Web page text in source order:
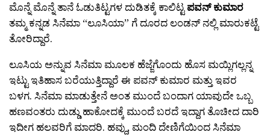
ಮೊನ್ನೆ ಮೊನ್ನೆ ತಾನೆ ಓಡುತಿಟ್ಟಗಳ ದುಡಿತಕ್ಕೆ ಕಾಲಿಟ್ಟಪವನ್ ಕುಮಾರ
ತಮ್ಮ ಕನ್ನಡ ಸಿನೆಮಾ “ಲೂಸಿಯಾ” ಗೆ ದೂರದ ಲಂಡನ್ ನಲ್ಲಿ ಮಾರುಕಟ್ಟೆ
ತೋರಿದ್ದಾರೆ.
ಲೂಸಿಯ ಅನ್ನುವ ಸಿನೆಮಾ ಮೂಲಕ ಹೆಜ್ಜೆಗೊಂದು ಹೊಸ ಮಯ್ಲಿಗಲ್ಲನ್ನ
ಇಟ್ಟು ಇತಿಹಾಸ ಬರೆಯುತ್ತಿದ್ದಾರೆ ಈ ಪವನ್ ಕುಮಾರ ಮತ್ತು ಇವರ
ಬಳಗ. ಸಿನೆಮಾ ಮಾಡುತ್ತೇನೆ ಅಂತ ಮುಂದೆ ಬಂದಾಗ ಯಾವುದೇ ಒಬ್ಬ
ಹಣವಂತರು ದುಡ್ಡು ಹಾಕೋದಕ್ಕೆ ಮುಂದೆ ಬರದೆ ಇದ್ದಾಗ ತೊಚೀದ ದಾರಿ
ಇದೀಗ ಹಲವರಿಗೆ ಮಾದರಿ. ಹವ್ದು, ಮಂದಿ ದೇಣಿಗೆಯಿಂದ ಸಿನೆಮಾ